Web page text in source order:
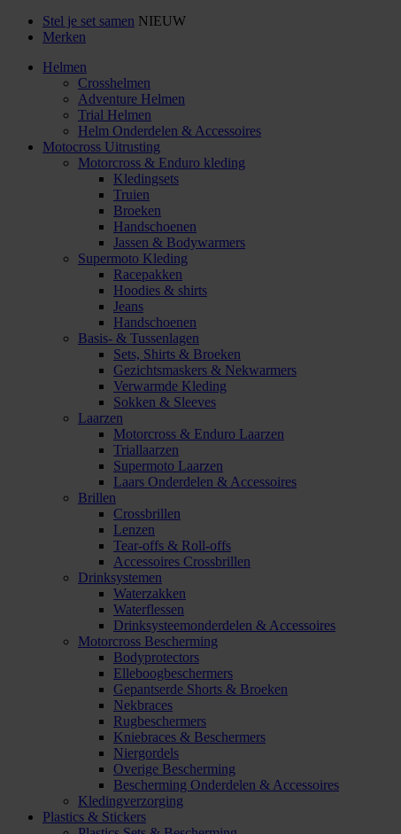
Stel je set samen NIEUW
Merken
Helmen
Crosshelmen
Adventure Helmen
Trial Helmen
Helm Onderdelen & Accessoires
Motocross Uitrusting
Motorcross & Enduro kleding
Kledingsets
Truien
Broeken
Handschoenen
Jassen & Bodywarmers
Supermoto Kleding
Racepakken
Hoodies & shirts
Jeans
Handschoenen
Basis- & Tussenlagen
Sets, Shirts & Broeken
Gezichtsmaskers & Nekwarmers
Verwarmde Kleding
Sokken & Sleeves
Laarzen
Motorcross & Enduro Laarzen
Triallaarzen
Supermoto Laarzen
Laars Onderdelen & Accessoires
Brillen
Crossbrillen
Lenzen
Tear-offs & Roll-offs
Accessoires Crossbrillen
Drinksystemen
Waterzakken
Waterflessen
Drinksysteemonderdelen & Accessoires
Motorcross Bescherming
Bodyprotectors
Elleboogbeschermers
Gepantserde Shorts & Broeken
Nekbraces
Rugbeschermers
Kniebraces & Beschermers
Niergordels
Overige Bescherming
Bescherming Onderdelen & Accessoires
Kledingverzorging
Plastics & Stickers